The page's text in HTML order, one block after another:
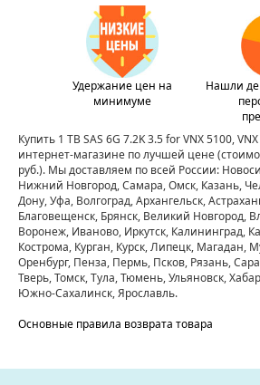
Удержание цен на
минимуме
Нашли
Купить 1 TB SAS 6G 7.2K 3.5 for VNX 5100,
интернет-магазине по лучшей цене
руб.). Мы доставляем по всей России:
Нижний Новгород, Самара, Омск, Казань,
Дону, Уфа, Волгоград, Архангельск,
Благовещенск, Брянск, Великий Новгород,
Воронеж, Иваново, Иркутск, Калининград,
Кострома, Курган, Курск, Липецк, Магадан,
Оренбург, Пенза, Пермь, Псков, Рязань,
Тверь, Томск, Тула, Тюмень, Ульяновск,
Южно-Сахалинск, Ярославль.
Основные правила возврата товара